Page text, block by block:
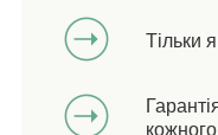
Тільки